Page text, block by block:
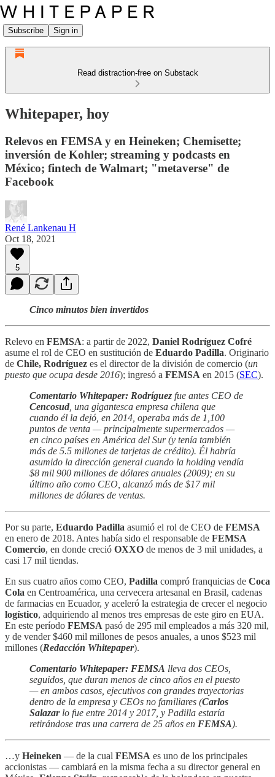
Subscribe Sign in
Read distraction-free on Substack
Whitepaper, hoy
Relevos en FEMSA y en Heineken; Chemisette;
inversión de Kohler; streaming y podcasts en
México; fintech de Walmart; "metaverse" de
Facebook
René Lankenau H
Oct 18, 2021
5
Cinco minutos bien invertidos
Relevo en FEMSA: a partir de 2022, Daniel Rodríguez Cofré
asume el rol de CEO en sustitución de Eduardo Padilla. Originario
de Chile, Rodríguez es el director de la división de comercio (un
puesto que ocupa desde 2016); ingresó a FEMSA en 2015 (SEC).
Comentario Whitepaper: Rodríguez fue antes CEO de
Cencosud , una gigantesca empresa chilena que
cuando él la dejó, en 2014, operaba más de 1,100
puntos de venta — principalmente supermercados —
en cinco países en América del Sur (y tenía también
más de 5.5 millones de tarjetas de crédito). Él habría
asumido la dirección general cuando la holding vendía
$8 mil 900 millones de dólares anuales (2009); en su
último año como CEO, alcanzó más de $17 mil
millones de dólares de ventas.
Por su parte, Eduardo Padilla asumió el rol de CEO de FEMSA
en enero de 2018. Antes había sido el responsable de FEMSA
Comercio, en donde creció OXXO de menos de 3 mil unidades, a
casi 17 mil tiendas.
En sus cuatro años como CEO, Padilla compró franquicias de Coca
Cola en Centroamérica, una cervecera artesanal en Brasil, cadenas
de farmacias en Ecuador, y aceleró la estrategia de crecer el negocio
logístico, adquiriendo al menos tres empresas de este giro en EUA.
En este período FEMSA pasó de 295 mil empleados a más 320 mil,
y de vender $460 mil millones de pesos anuales, a unos $523 mil
millones (Redacción Whitepaper).
Comentario Whitepaper: FEMSA lleva dos CEOs,
seguidos, que duran menos de cinco años en el puesto
— en ambos casos, ejecutivos con grandes trayectorias
dentro de la empresa y CEOs no familiares (Carlos
Salazarlo fue entre 2014 y 2017, y Padilla estaría
retirándose tras una carrera de 25 años en FEMSA).
…y Heineken — de la cual FEMSA es uno de los principales
accionistas — cambiará en la misma fecha a su director general en